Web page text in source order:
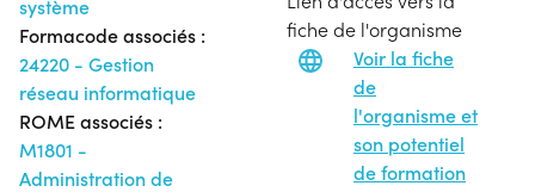
système
Formacode associés :
24220 - Gestion
réseau informatique
ROME associés :
M1801 -
Administration de
fiche de l'organisme
Voir la fiche
de
l'organisme et
son potentiel
de formation